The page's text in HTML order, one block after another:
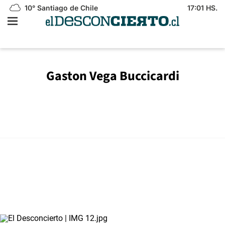
10° Santiago de Chile 17:01 HS.
Gaston Vega Buccicardi